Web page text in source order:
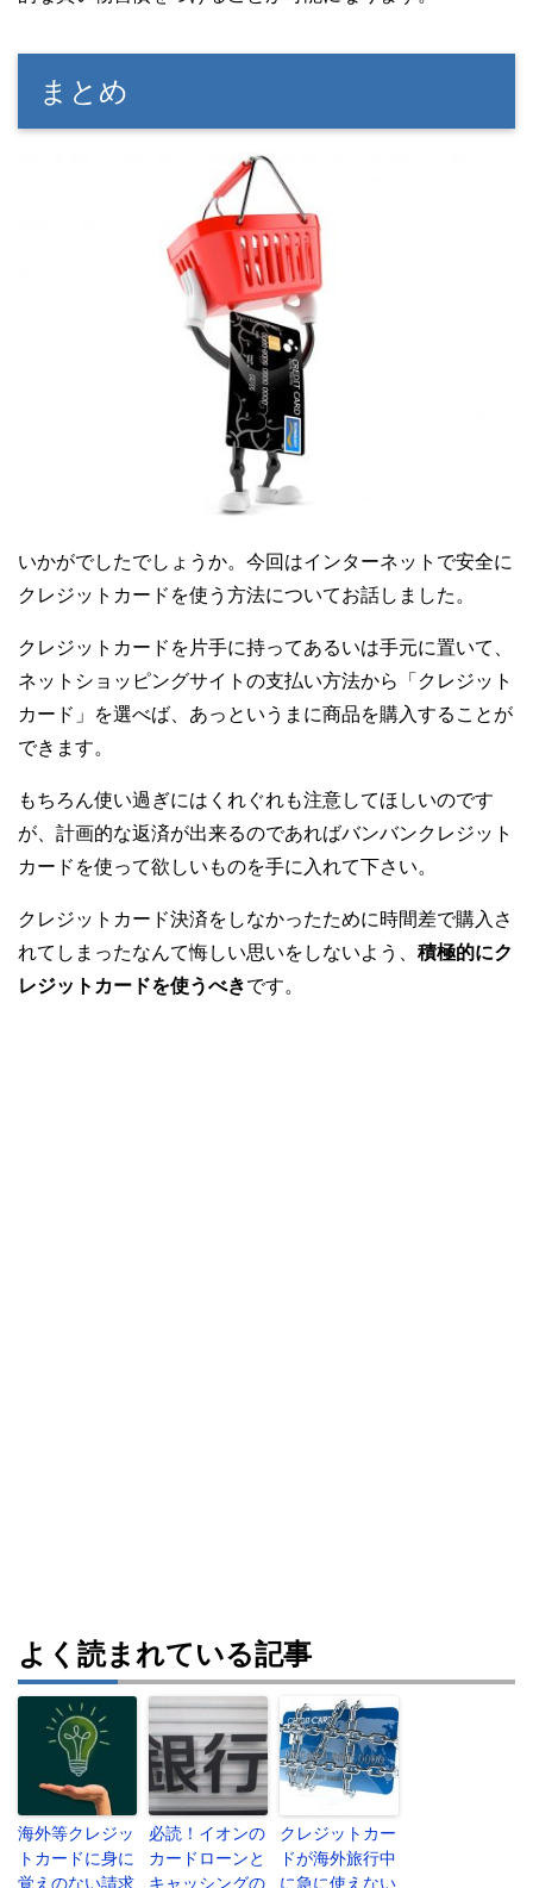
まとめ
いかがでしたでしょうか。今回はインターネットで安全に
クレジットカードを使う方法についてお話しました。
クレジットカードを片手に持ってあるいは手元に置いて、
ネットショッピングサイトの支払い方法から「クレジット
カード」を選べば、あっというまに商品を購入することが
できます。
もちろん使い過ぎにはくれぐれも注意してほしいのです
が、計画的な返済が出来るのであればバンバンクレジット
カードを使って欲しいものを手に入れて下さい。
クレジットカード決済をしなかったために時間差で購入さ
れてしまったなんて悔しい思いをしないよう、 積極的にク
レジットカードを使うべきです。
よく読まれている記事
海外等クレジッ
トカードに身に
覚えのない請求
必読！イオンの
カードローンと
キャッシングの
クレジットカー
ドが海外旅行中
に急に使えない